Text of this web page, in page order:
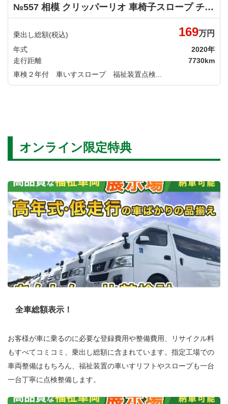
№557 相模 クリッパーリオ 車椅子スロープ チェアキャブスロープタイプ 日産
乗出し総額(税込) 169万円
年式
2020年
走行距離
7730km
車検２年付 車いすスロープ 福祉装置点検...
オンライン限定特典
全車総額表示！
お客様が車に乗るのに必要な登録費用や整備費用、リサイクル料
もすべてコミコミ、乗出し総額に含まれています。指定工場での
車両整備はもちろん、福祉装置の車いすリフトやスロープも一台
一台丁寧に点検整備します。